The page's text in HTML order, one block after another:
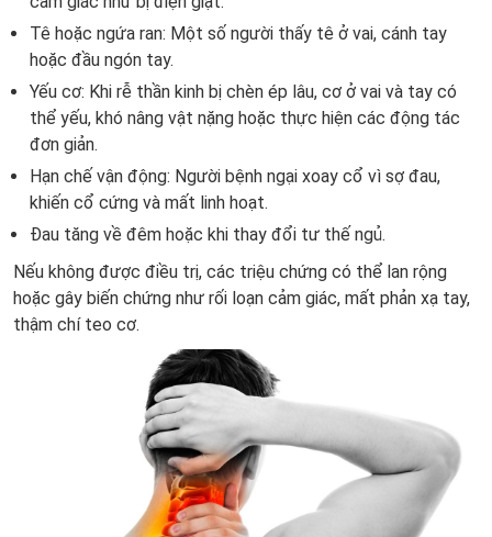
Tê hoặc ngứa ran: Một số người thấy tê ở vai, cánh tay
hoặc đầu ngón tay.
Yếu cơ: Khi rễ thần kinh bị chèn ép lâu, cơ ở vai và tay có
thể yếu, khó nâng vật nặng hoặc thực hiện các động tác
đơn giản.
Hạn chế vận động: Người bệnh ngại xoay cổ vì sợ đau,
khiến cổ cứng và mất linh hoạt.
Đau tăng về đêm hoặc khi thay đổi tư thế ngủ.
Nếu không được điều trị, các triệu chứng có thể lan rộng
hoặc gây biến chứng như rối loạn cảm giác, mất phản xạ tay,
thậm chí teo cơ.